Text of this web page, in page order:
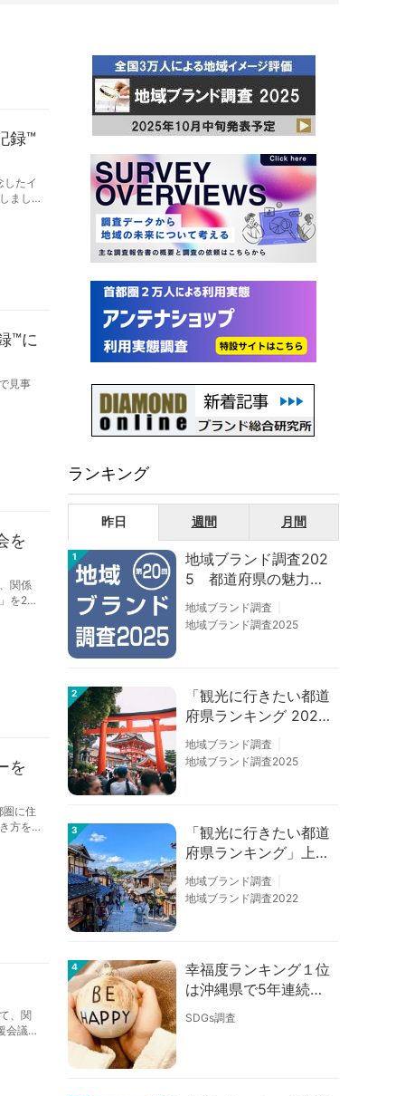
録™
たイ
まし
™に
見事
を
関係
を2月
を
圏に住
方を
、関
会議」
ランキング
昨日 週間 月間
1
地域ブランド調査202
5 都道府県の魅力度
等調査結果
地域ブランド調査
地域ブランド調査2025
2
「観光に行きたい都道
府県ランキング 202
6」京都は低下、神奈
川上昇
地域ブランド調査
地域ブランド調査2025
3
「観光に行きたい都道
府県ランキング」上位
の順位に変動あり
地域ブランド調査
地域ブランド調査2022
4
幸福度ランキング１位
は沖縄県で5年連続！
佐賀、愛知が順位上昇
【幸福度調査2026】
SDGs調査